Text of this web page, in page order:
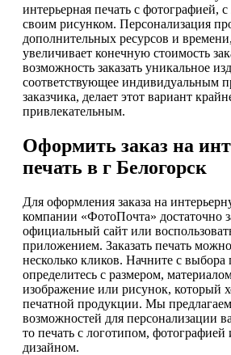
интерьерная печать с фотографией,
своим рисунком. Персонализация
дополнительных ресурсов и
увеличивает конечную стоимость
возможность заказать уникальное
соответствующее индивидуальным
заказчика, делает этот вариант
привлекательным.
Оформить заказ на
печать в г Белогорск
Для оформления заказа на
компании «ФотоПочта» достаточно
официальный сайт или
приложением. Заказать печать
несколько кликов. Начните с выбора
определитесь с размером,
изображение или рисунок, который
печатной продукции. Мы
возможностей для персонализации
то печать с логотипом,
дизайном.